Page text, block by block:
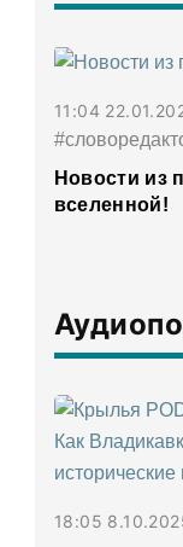
11:04
Новости из
вселенной!
18:05